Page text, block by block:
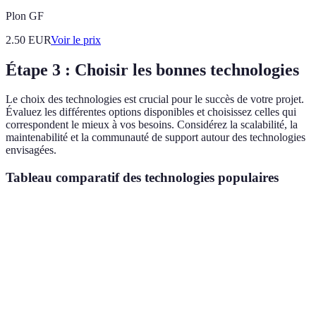
Plon GF
2.50 EURVoir le prix
Étape 3 : Choisir les bonnes technologies
Le choix des technologies est crucial pour le succès de votre projet.
Évaluez les différentes options disponibles et choisissez celles qui
correspondent le mieux à vos besoins. Considérez la scalabilité, la
maintenabilité et la communauté de support autour des technologies
envisagées.
Tableau comparatif des technologies populaires